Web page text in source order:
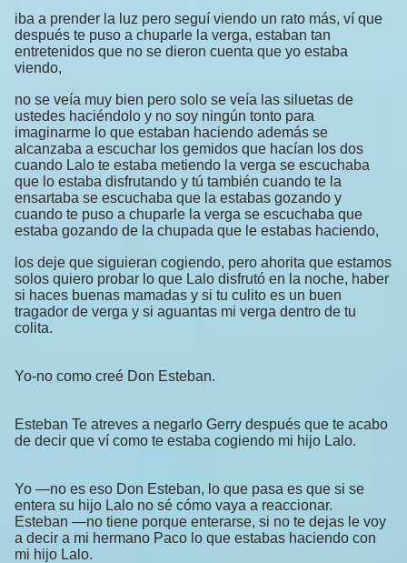
iba a prender la luz pero seguí viendo un rato más, ví que
después te puso a chuparle la verga, estaban tan
entretenidos que no se dieron cuenta que yo estaba
viendo,
no se veía muy bien pero solo se veía las siluetas de
ustedes haciéndolo y no soy ningún tonto para
imaginarme lo que estaban haciendo además se
alcanzaba a escuchar los gemidos que hacían los dos
cuando Lalo te estaba metiendo la verga se escuchaba
que lo estaba disfrutando y tú también cuando te la
ensartaba se escuchaba que la estabas gozando y
cuando te puso a chuparle la verga se escuchaba que
estaba gozando de la chupada que le estabas haciendo,
los deje que siguieran cogiendo, pero ahorita que estamos
solos quiero probar lo que Lalo disfrutó en la noche, haber
si haces buenas mamadas y si tu culito es un buen
tragador de verga y si aguantas mi verga dentro de tu
colita.
Yo-no como creé Don Esteban.
Esteban Te atreves a negarlo Gerry después que te acabo
de decir que ví como te estaba cogiendo mi hijo Lalo.
Yo —no es eso Don Esteban, lo que pasa es que si se
entera su hijo Lalo no sé cómo vaya a reaccionar.
Esteban —no tiene porque enterarse, si no te dejas le voy
a decir a mi hermano Paco lo que estabas haciendo con
mi hijo Lalo.